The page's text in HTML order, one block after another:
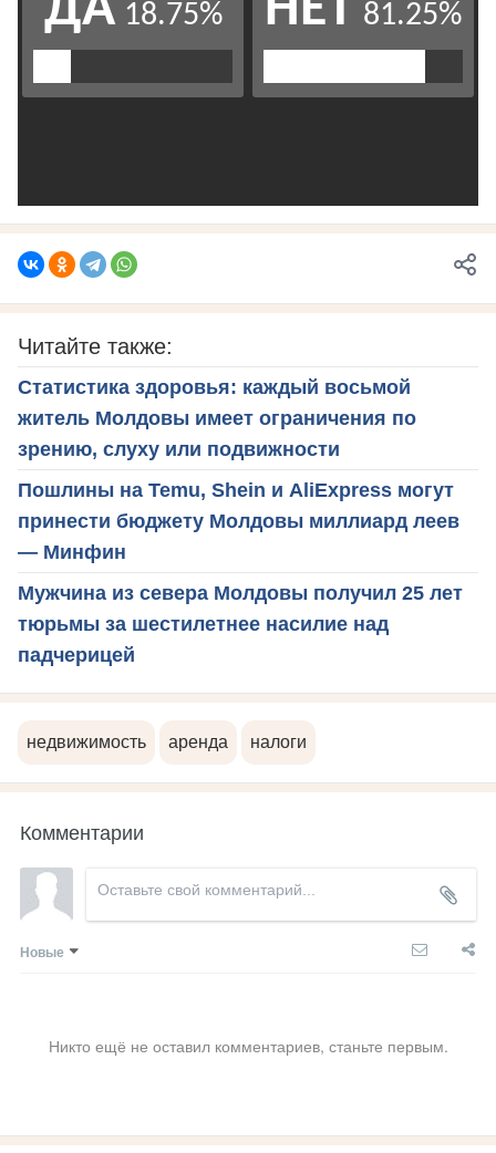
Читайте также:
Статистика здоровья: каждый восьмой
житель Молдовы имеет ограничения по
зрению, слуху или подвижности
Пошлины на Temu, Shein и AliExpress могут
принести бюджету Молдовы миллиард леев
— Минфин
Мужчина из севера Молдовы получил 25 лет
тюрьмы за шестилетнее насилие над
падчерицей
недвижимость аренда налоги
Комментарии
Новые
Никто ещё не оставил комментариев, станьте первым.